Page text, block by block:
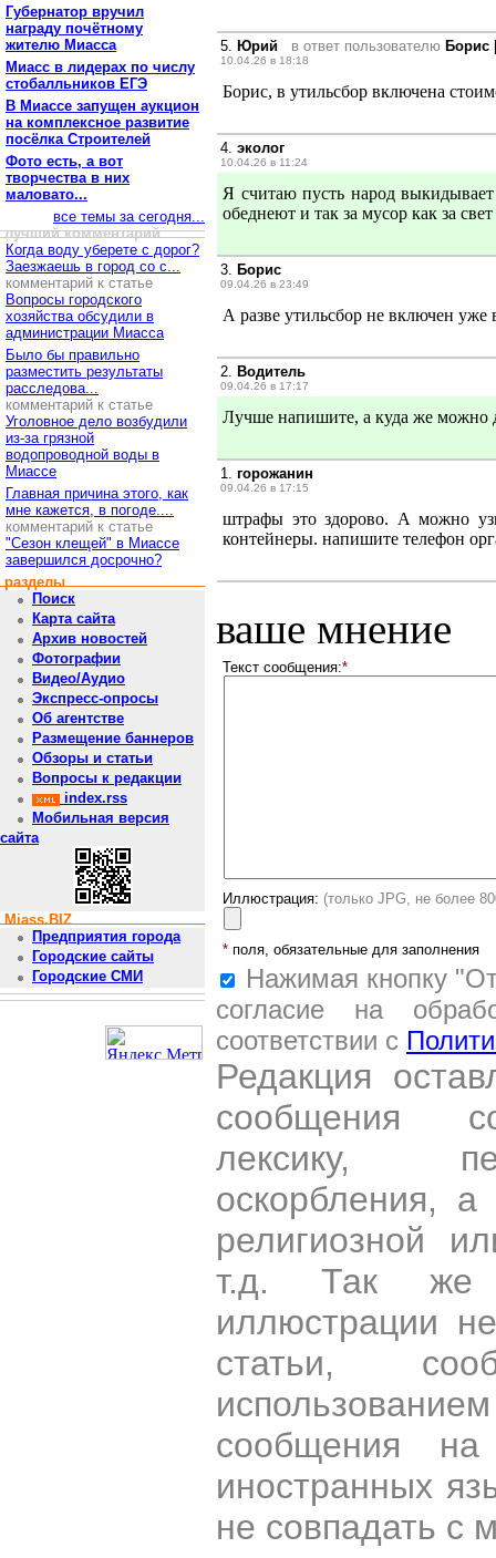
Губернатор вручил
награду почётному
жителю Миасса
Миасс в лидерах по числу
стобалльников ЕГЭ
В Миассе запущен аукцион
на комплексное развитие
посёлка Строителей
Фото есть, а вот
творчества в них
маловато...
все темы за сегодня...
лучший комментарий
Когда воду уберете с дорог?
Заезжаешь в город со с...
комментарий к статье
Вопросы городского
хозяйства обсудили в
администрации Миасса
Было бы правильно
разместить результаты
расследова...
комментарий к статье
Уголовное дело возбудили
из-за грязной
водопроводной воды в
Миассе
Главная причина этого, как
мне кажется, в погоде....
комментарий к статье
"Сезон клещей" в Миассе
завершился досрочно?
разделы
Поиск
Карта сайта
Архив новостей
Фотографии
Видео/Аудио
Экспресс-опросы
Об агентстве
Размещение баннеров
Обзоры и статьи
Вопросы к редакции
index.rss
Мобильная версия
сайта
Miass.BIZ
Предприятия города
Городские сайты
Городские СМИ
5. Юрий в ответ пользователю Борис
10.04.26 в 18:18
Борис, в утильсбор включена
4. эколог
10.04.26 в 11:24
Я считаю пусть народ
обеднеют и так за мусор как за
3. Борис
09.04.26 в 23:49
А разве утильсбор не включен
2. Водитель
09.04.26 в 17:17
Лучше напишите, а куда же можно
1. горожанин
09.04.26 в 17:15
штрафы это здорово. А можно
контейнеры. напишите телефон
ваше мнение
Текст сообщения:*
Иллюстрация: (только JPG, не более
* поля, обязательные для заполнения
Нажимая кнопку
согласие на
соответствии с
Редакция
сообщения
лексику,
оскорбления,
религиозной
т.д. Так же
иллюстрации
статьи,
сообщения
иностранных
не совпадать с